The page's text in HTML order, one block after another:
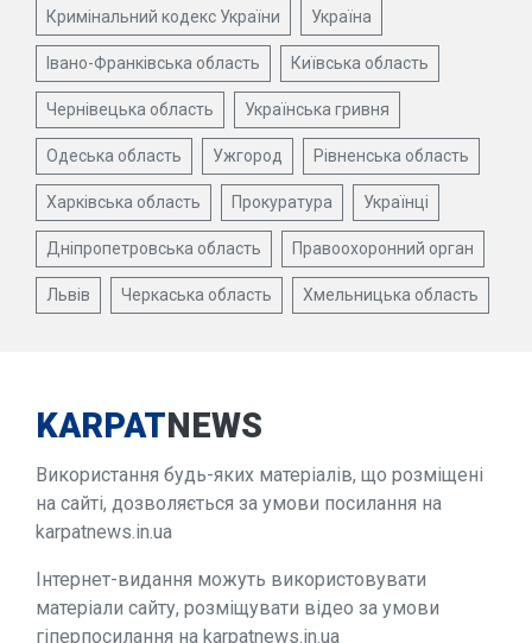
Кримінальний кодекс України Україна
Івано-Франківська область Київська область
Чернівецька область Українська гривня
Одеська область Ужгород Рівненська область
Харківська область Прокуратура Українці
Дніпропетровська область Правоохоронний орган
Львів Черкаська область Хмельницька область
KARPATNEWS
Використання будь-яких матеріалів, що розміщені
на сайті, дозволяється за умови посилання на
karpatnews.in.ua
Інтернет-видання можуть використовувати
матеріали сайту, розміщувати відео за умови
гіперпосилання на karpatnews.in.ua